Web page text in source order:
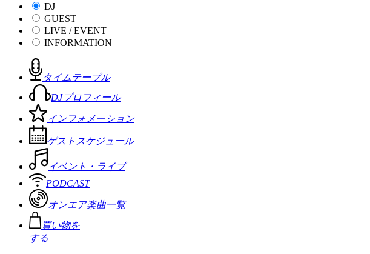
DJ
GUEST
LIVE / EVENT
INFORMATION
タイムテーブル
DJプロフィール
インフォメーション
ゲストスケジュール
イベント・ライブ
PODCAST
オンエア楽曲一覧
買い物を
する